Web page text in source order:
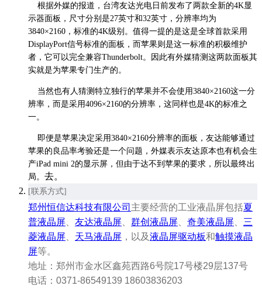
根据外媒的报道，台湾友达光电日前发布了两款全新的4K显
示器面板，尺寸分别是27英寸和32英寸，分辨率均为
3840×2160，标准的4K级别。值得一提的是这是全球首款采用
DisplayPort信号标准的面板，而苹果则是这一标准的积极维护
者，它可以完全兼容Thunderbolt。因此有外媒猜测这两款面板其
实就是为苹果专门生产的。
当然也有人猜测特立独行的苹果并不会使用3840×2160这一分
辨率，而是采用4096×2160的分辨率，这同样也是4K的标准之
一。
即便是苹果决定采用3840×2160分辨率的面板，友达能够通过
苹果的良品率考验还是一个问题，外媒表示友达原本也有机会生
产iPad mini 2的显示屏，但由于达不到苹果的要求，所以最终出
局。 去。
[联系方式]
郑州恒信达科技有限公司 主要经营的工业液晶屏包括夏
普液晶屏
友达液晶屏 群创液晶屏 奇美液晶屏
三
菱液晶屏
天马液晶屏 ，以及液晶屏驱动板和触摸液晶
屏等。
地址：郑州市金水区鑫苑西路6号院17号楼29层137号
电话：0371-86549139 18603836203